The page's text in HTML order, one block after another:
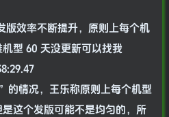
版效率不断提升，原则上每个机
型 60 天没更新可以找我
情况，王乐称原则上每个机型
这个发版可能不是均匀的，所